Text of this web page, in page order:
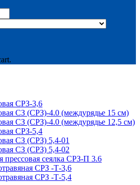
СРЗ-3,6
СЗ (СРЗ)-4.0 (междурядье 15 см)
СЗ (СРЗ)-4.0 (междурядье 12,5 см)
СРЗ-5,4
СЗ (СРЗ) 5,4-01
СЗ (СРЗ) 5,4-02
прессовая сеялка СРЗ-П 3.6
СРЗ -Т-3,6
СРЗ -Т-5,4